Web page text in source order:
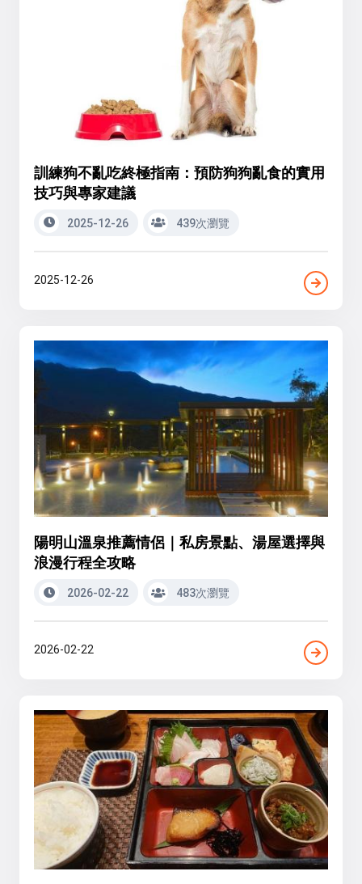
訓練狗不亂吃終極指南：預防狗狗亂食的實用
技巧與專家建議
2025-12-26 439次瀏覽
2025-12-26
陽明山溫泉推薦情侶｜私房景點、湯屋選擇與
浪漫行程全攻略
2026-02-22 483次瀏覽
2026-02-22